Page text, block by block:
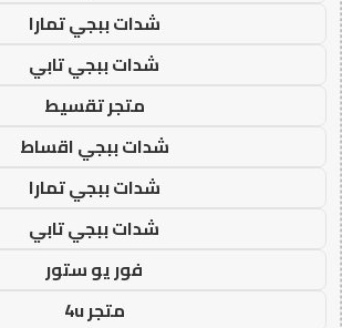
شدات ببجي تمارا
شدات ببجي تابي
متجر تقسيط
شدات ببجي اقساط
شدات ببجي تمارا
شدات ببجي تابي
فور يو ستور
متجر 4u